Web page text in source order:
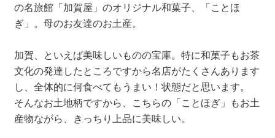
の名旅館「加賀屋」のオリジナル和菓子、「ことほ
ぎ」。母のお友達のお土産。
加賀、といえば美味しいものの宝庫。特に和菓子もお茶
文化の発達したところですから名店がたくさんあります
し、全体的に何食べてもうまい！状態だと思います。
そんなお土地柄ですから、こちらの「ことほぎ」もお土
産物ながら、きっちり上品に美味しい。